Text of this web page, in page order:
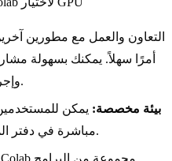
أمرًا سهلاً. يمكنك بسهولة
وإجراء التعديلات في الوقت الفعلي.
بيئة مخصصة: يمكن
واستخدام أوامر shell مباشرة في دفتر الملاحظات.